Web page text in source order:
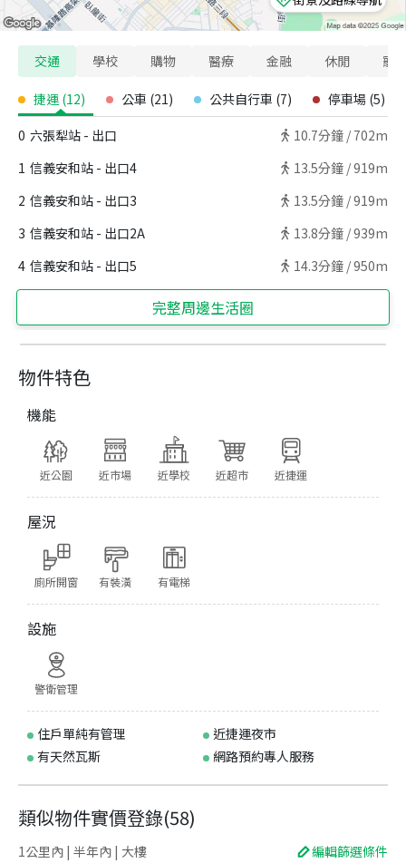
物件特色
機能
近公園 近市場 近學校 近超市 近捷運
屋況
廁所開窗 有裝潢 有電梯
設施
警衛管理
住戶單純有管理
近捷運夜市
有天然瓦斯
網路預約專人服務
交通 學校 購物 醫療 金融 休閒 寵
捷運 (12) 公車 (21) 公共自行車 (7) 停車場 (5)
0 六張犁站 - 出口 10.7分鐘 / 702m
1 信義安和站 - 出口4 13.5分鐘 /919m
2 信義安和站 - 出口3 13.5分鐘 /919m
3 信義安和站 - 出口2A 13.8分鐘 /939m
4 信義安和站 - 出口5 14.3分鐘 /950m
完整周邊生活圈
類似物件實價登錄(58)
1公里內 | 半年內 | 大樓 編輯篩選條件